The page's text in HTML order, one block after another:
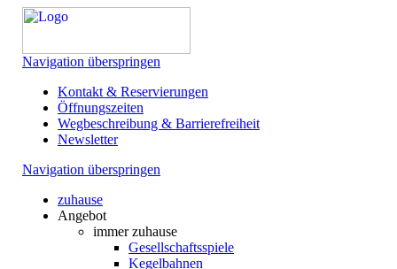
Navigation überspringen
Kontakt & Reservierungen
Öffnungszeiten
Wegbeschreibung & Barrierefreiheit
Newsletter
Navigation überspringen
zuhause
Angebot
immer zuhause
Gesellschaftsspiele
Kegelbahnen